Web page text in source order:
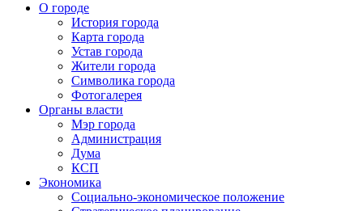
О городе
История города
Карта города
Устав города
Жители города
Символика города
Фотогалерея
Органы власти
Мэр города
Администрация
Дума
КСП
Экономика
Социально-экономическое положение